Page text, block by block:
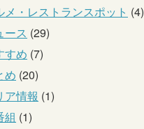
メ・レストランスポット (4)
ース (29)
すめ (7)
め (20)
ア情報 (1)
組 (1)